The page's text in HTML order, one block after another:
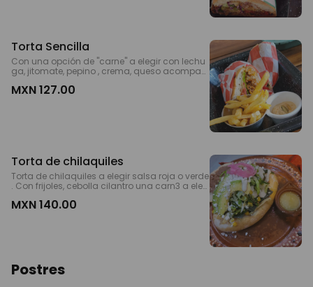
Torta Sencilla
Con una opción de "carne" a elegir con lechu
ga, jitomate, pepino , crema, queso acompañ
option, lettuce, tomato, cream and mealted c
MXN 127.00
Torta de chilaquiles
Torta de chilaquiles a elegir salsa roja o verde
. Con frijoles, cebolla cilantro una carn3 a eleg
MXN 140.00
Postres